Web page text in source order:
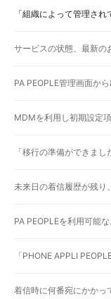
「組織によって管理さ
サービスの状態、最新の
PA PEOPLE管理画面か
MDMを利用し初期設定
「移行の準備ができま
未来日の着信履歴が残り
PA PEOPLEを利用可能
「PHONE APPLI
着信時に何番宛にかかっ